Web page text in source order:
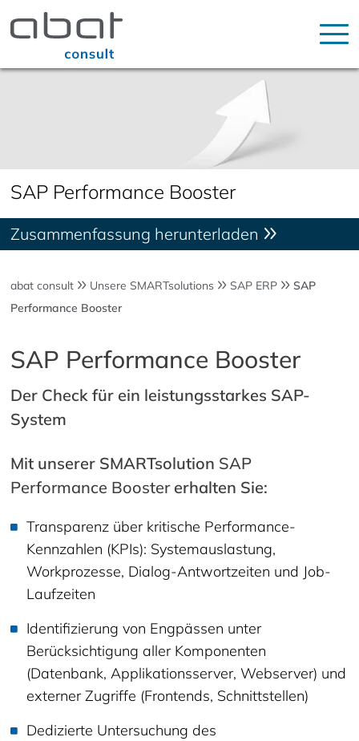
SAP Performance Booster
Zusammenfassung herunterladen
abat consult Unsere SMARTsolutions SAP ERP
SAP
Performance Booster
SAP Performance Booster
Der Check für ein leistungsstarkes SAP-
System
Mit unserer SMARTsolution SAP
Performance Boostererhalten Sie:
Transparenz über kritische Performance-
Kennzahlen (KPIs): Systemauslastung,
Workprozesse, Dialog-Antwortzeiten und Job-
Laufzeiten
Identifizierung von Engpässen unter
Berücksichtigung aller Komponenten
(Datenbank, Applikationsserver, Webserver) und
externer Zugriffe (Frontends, Schnittstellen)
Dedizierte Untersuchung des